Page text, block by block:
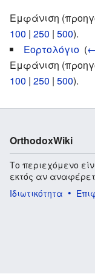
Εμφάνιση
100 | 250 | 500).
Εορτολόγιο (
Εμφάνιση
100 | 250 | 500).
OrthodoxWiki
Το περιεχόμενο
εκτός αν
Ιδιωτικότητα